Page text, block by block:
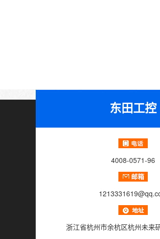
东田工控
4008-0571-96
浙江省杭州市余杭区杭州未来